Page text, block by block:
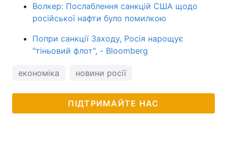
Волкер: Послаблення санкцій США щодо
російської нафти було помилкою
Попри санкції Заходу, Росія нарощує
"тіньовий флот", - Bloomberg
економіка новини росії
ПІДТРИМАЙТЕ НАС